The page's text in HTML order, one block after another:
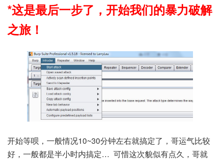
*这是最后一步了，开始我们的暴力破解
之旅！
开始等呗，一般情况10~30分钟左右就搞定了，哥运气比较
好，一般都是半小时内搞定… 可惜这次貌似有点久，哥就